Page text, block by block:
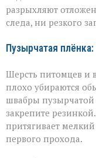
разрыхляют
следа, ни резкого
Пузырчатая
Шерсть питомцев и
плохо убираются
швабры
закрепите
притягивает
первого прохода.